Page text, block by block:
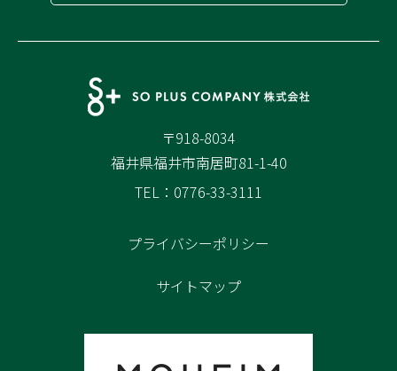
〒918-8034
福井県福井市南居町81-1-40
TEL：0776-33-3111
プライバシーポリシー
サイトマップ